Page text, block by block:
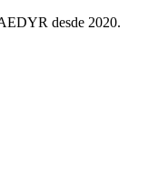
desde 2020.